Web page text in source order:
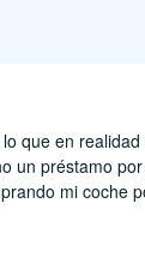
que en realidad
un préstamo
mi coche